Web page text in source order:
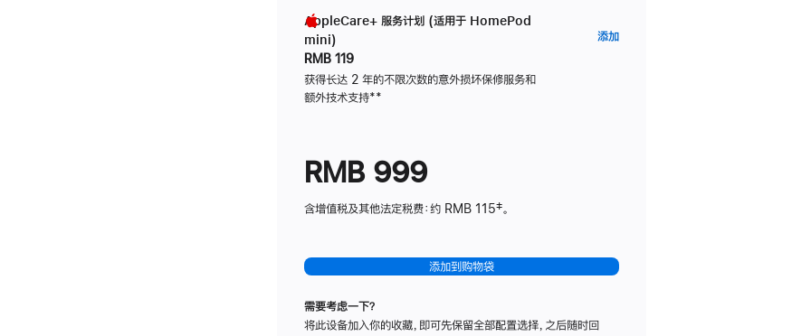
AppleCare+ 服务计划 (适用于 HomePod
mini)
RMB 119
获得长达 2 年的不限次数的意外损坏保修服务和
额外技术支持脚
**
添加AppleCare+
RMB 999
含增值税及其他法定税费：约 RMB 115‡。
添加到购物袋
需要考虑一下？
将此设备加入你的收藏，即可先保留全部配置选择，之后随时回